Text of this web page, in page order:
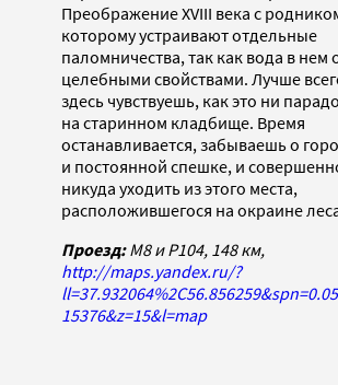
Преображение XVIII века с
которому устраивают отдельные
паломничества, так как вода в нем
целебными свойствами. Лучше
здесь чувствуешь, как это ни
на старинном кладбище. Время
останавливается, забываешь о
и постоянной спешке, и
никуда уходить из этого места,
расположившегося на окраине
Проезд:M8 и P104, 148 км,
http://maps.yandex.ru/?
15376&z=15&l=map